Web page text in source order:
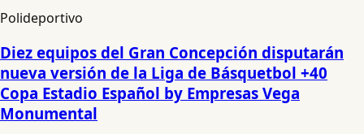
Polideportivo
Diez equipos del Gran Concepción disputarán
nueva versión de la Liga de Básquetbol +40
Copa Estadio Español by Empresas Vega
Monumental